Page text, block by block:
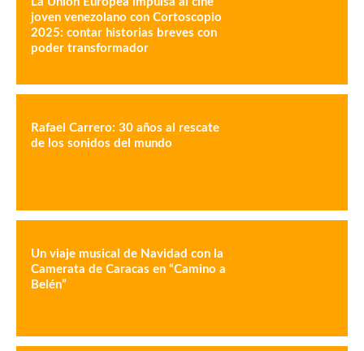
joven venezolano con Cortoscopio
2025: contar historias breves con
poder transformador
Rafael Carrero: 30 años al rescate
de los sonidos del mundo
Un viaje musical de Navidad con la
Camerata de Caracas en “Camino a
Belén”